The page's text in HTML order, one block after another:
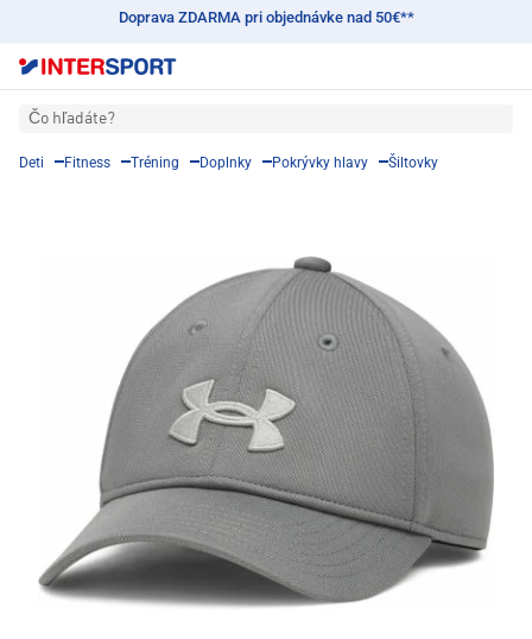
Doprava ZDARMA pri objednávke nad 50€**
Čo hľadáte?
Deti Fitness Tréning Doplnky Pokrývky hlavy Šiltovky